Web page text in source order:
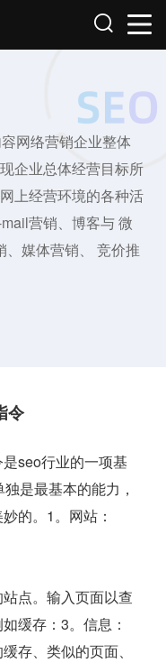
网络营销企业整体
企业总体经营目标所
上经营环境的各种活
营销、博客与 微
、媒体营销、 竞价推
令
seo行业的一项基
是最基本的能力，
的。1。网站：
点。输入页面以查
缓存：3。信息：
存、类似的页面、